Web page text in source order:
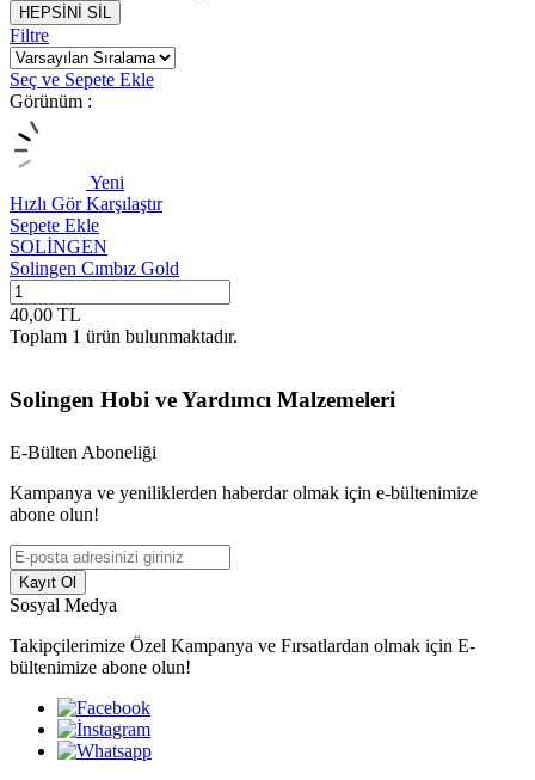
HEPSİNİ SİL
Filtre
Seç ve Sepete Ekle
Görünüm :
Yeni
Hızlı GörKarşılaştır
Sepete Ekle
SOLİNGEN
Solingen Cımbız Gold
40,00 TL
Toplam 1 ürün bulunmaktadır.
Solingen Hobi ve Yardımcı Malzemeleri
E-Bülten Aboneliği
Kampanya ve yeniliklerden haberdar olmak için e-bültenimize
abone olun!
Kayıt Ol
Sosyal Medya
Takipçilerimize Özel Kampanya ve Fırsatlardan olmak için E-
bültenimize abone olun!